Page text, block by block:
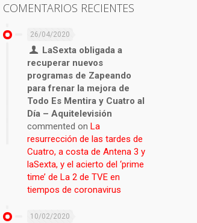
COMENTARIOS RECIENTES
26/04/2020
LaSexta obligada a
recuperar nuevos
programas de Zapeando
para frenar la mejora de
Todo Es Mentira y Cuatro al
Día – Aquitelevisión
commented onLa
resurrección de las tardes de
Cuatro, a costa de Antena 3 y
laSexta, y el acierto del ‘prime
time’ de La 2 de TVE en
tiempos de coronavirus
10/02/2020